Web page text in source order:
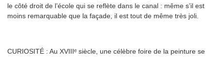
le côté droit de l’école qui se reflète dans le canal : même s’il est
moins remarquable que la façade, il est tout de même très joli.
CURIOSITÉ : Au XVIIIᵉ siècle, une célèbre foire de la peinture se